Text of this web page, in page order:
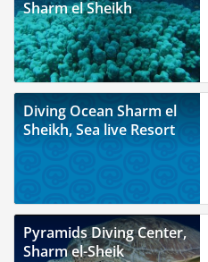
Sharm el Sheikh
Diving Ocean Sharm el
Sheikh, Sea live Resort
Pyramids Diving Center,
Sharm el-Sheik